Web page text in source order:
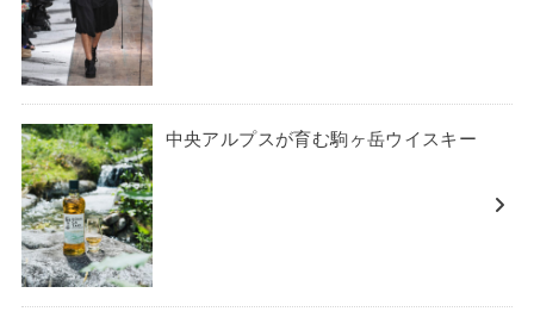
中央アルプスが育む駒ヶ岳ウイスキー